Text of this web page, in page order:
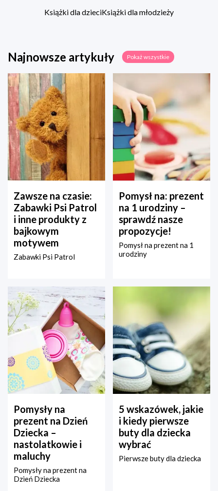
Książki dla dzieciKsiążki dla młodzieży
Najnowsze artykuły Pokaż wszystkie
Zawsze na czasie:
Zabawki Psi Patrol
i inne produkty z
bajkowym
motywem
Zabawki Psi Patrol
Pomysł na: prezent
na 1 urodziny –
sprawdź nasze
propozycje!
Pomysł na prezent na 1
urodziny
Pomysły na
prezent na Dzień
Dziecka –
nastolatkowie i
maluchy
Pomysły na prezent na
Dzień Dziecka
5 wskazówek, jakie
i kiedy pierwsze
buty dla dziecka
wybrać
Pierwsze buty dla dziecka